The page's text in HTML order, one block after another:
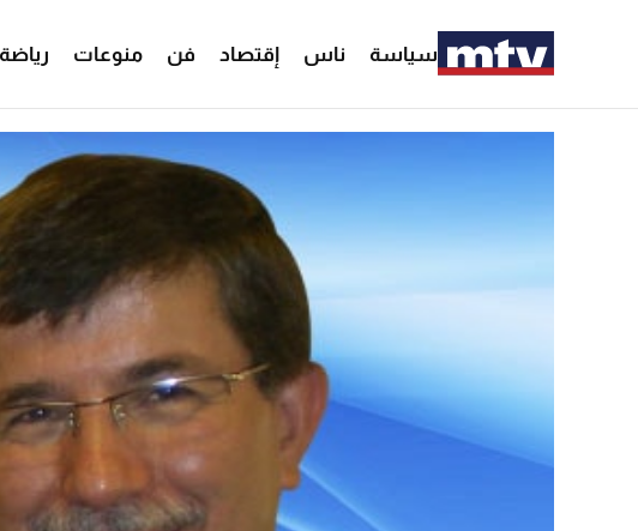
سياسة ناس إقتصاد فن منوعات رياضة